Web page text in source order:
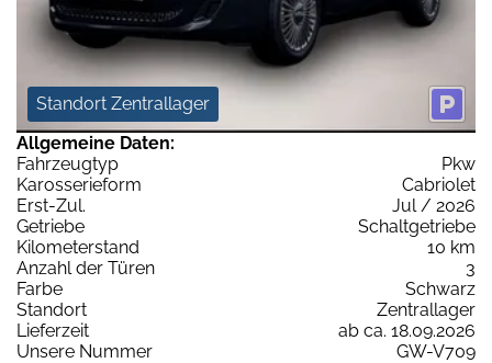
Standort Zentrallager
Allgemeine Daten:
Fahrzeugtyp
Pkw
Karosserieform
Cabriolet
Erst-Zul.
Jul / 2026
Getriebe
Schaltgetriebe
Kilometerstand
10 km
Anzahl der Türen
3
Farbe
Schwarz
Standort
Zentrallager
Lieferzeit
ab ca. 18.09.2026
Unsere Nummer
GW-V709